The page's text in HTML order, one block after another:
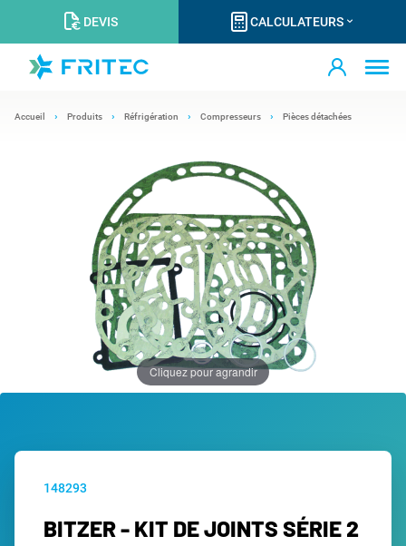
DEVIS CALCULATEURS
Accueil Produits Réfrigération Compresseurs Pièces détachées
Cliquez pour agrandir
148293
BITZER - KIT DE JOINTS SÉRIE 2